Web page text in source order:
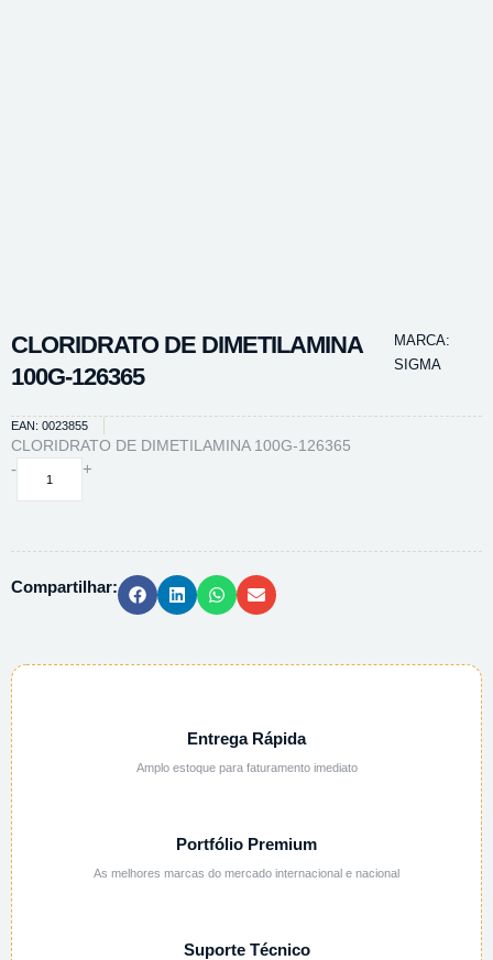
CLORIDRATO DE DIMETILAMINA
100G-126365
MARCA:
SIGMA
EAN: 0023855
CLORIDRATO DE DIMETILAMINA 100G-126365
-
CLORIDRATO
quantidade
+
Compartilhar:
Entrega Rápida
Amplo estoque para faturamento imediato
Portfólio Premium
As melhores marcas do mercado internacional e nacional
Suporte Técnico